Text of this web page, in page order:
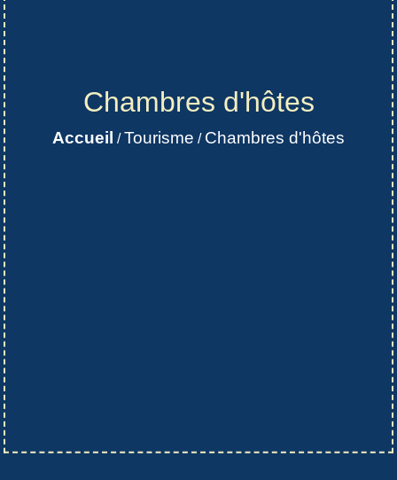
Chambres d'hôtes
Accueil / Tourisme / Chambres d'hôtes